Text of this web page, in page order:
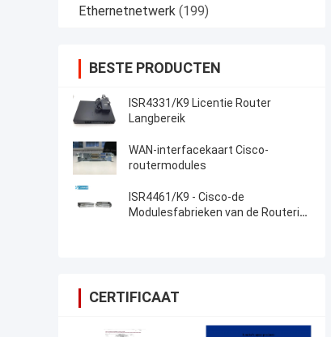
Ethernetnetwerk (199)
BESTE PRODUCTEN
ISR4331/K9 Licentie Router
Langbereik
WAN-interfacekaart Cisco-
routermodules
ISR4461/K9 - Cisco-de
Modulesfabrieken van de Routerisr
CERTIFICAAT